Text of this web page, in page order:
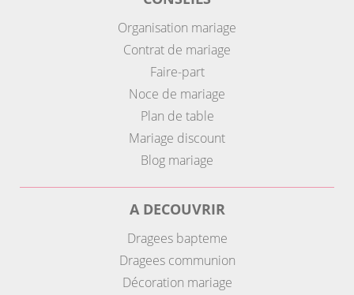
Organisation mariage
Contrat de mariage
Faire-part
Noce de mariage
Plan de table
Mariage discount
Blog mariage
A DECOUVRIR
Dragees bapteme
Dragees communion
Décoration mariage